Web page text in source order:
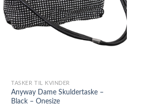
TASKER TIL KVINDER
Anyway Dame Skuldertaske –
Black – Onesize